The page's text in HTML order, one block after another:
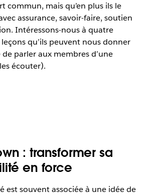
commun, mais qu’en plus ils le
assurance, savoir-faire, soutien
Intéressons-nous à quatre
qu’ils peuvent nous donner
parler aux membres d’une
écouter).
: transformer sa
en force
est souvent associée à une idée de